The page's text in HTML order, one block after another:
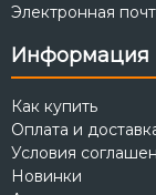
Электронная
Информация
Как купить
Оплата и
Условия
Новинки